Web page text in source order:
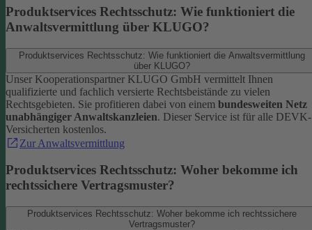
Produktservices Rechtsschutz: Wie funktioniert die
Anwaltsvermittlung über KLUGO?
Produktservices Rechtsschutz: Wie funktioniert die Anwaltsvermittlung
über KLUGO?
Unser Kooperationspartner KLUGO GmbH vermittelt Ihnen
qualifizierte und fachlich versierte Rechtsbeistände zu vielen
Rechtsgebieten. Sie profitieren dabei von einem bundesweiten Netz
unabhängiger Anwaltskanzleien. Dieser Service ist für alle DEVK-
Versicherten kostenlos.
Zur Anwaltsvermittlung
Produktservices Rechtsschutz: Woher bekomme ich
rechtssichere Vertragsmuster?
Produktservices Rechtsschutz: Woher bekomme ich rechtssichere
Vertragsmuster?